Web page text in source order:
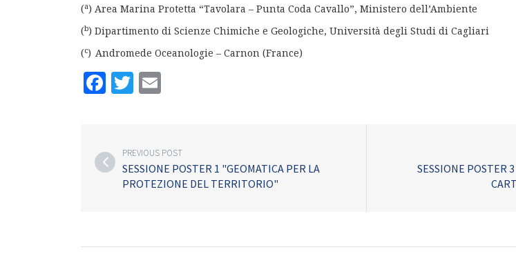
(a) Area Marina Protetta “Tavolara – Punta Coda Cavallo”, Ministero dell’Ambiente
(b) Dipartimento di Scienze Chimiche e Geologiche, Università degli Studi di Cagliari
(c) Andromede Oceanologie – Carnon (France)
Facebook
Twitter
PREVIOUS POST
SESSIONE POSTER 1 "GEOMATICA PER LA
PROTEZIONE DEL TERRITORIO"
SESSIONE POSTER